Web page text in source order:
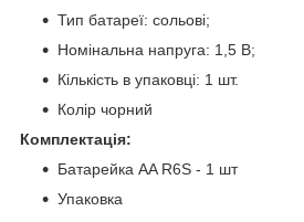
Тип батареї: сольові;
Номінальна напруга: 1,5 В;
Кількість в упаковці: 1 шт.
Колір чорний
Комплектація:
Батарейка AA R6S - 1 шт
Упаковка